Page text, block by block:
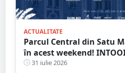
ACTUALITATE
Parcul Central din Satu
în acest weekend!
ani printr-un eveniment
31 iulie 2026